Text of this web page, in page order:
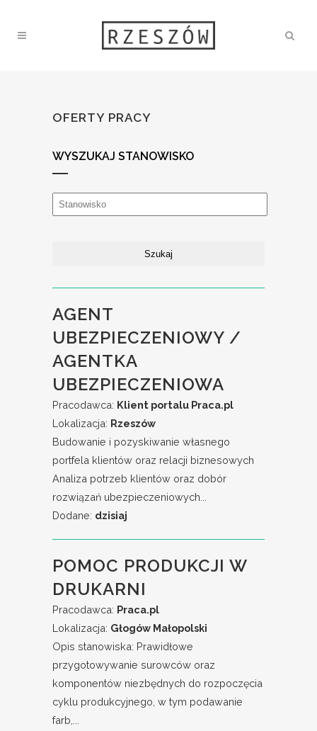
OFERTY PRACY
WYSZUKAJ STANOWISKO
AGENT
UBEZPIECZENIOWY /
AGENTKA
UBEZPIECZENIOWA
Pracodawca: Klient portalu Praca.pl
Lokalizacja: Rzeszów
Budowanie i pozyskiwanie własnego
portfela klientów oraz relacji biznesowych
Analiza potrzeb klientów oraz dobór
rozwiązań ubezpieczeniowych...
Dodane: dzisiaj
POMOC PRODUKCJI W
DRUKARNI
Pracodawca: Praca.pl
Lokalizacja: Głogów Małopolski
Opis stanowiska: Prawidłowe
przygotowywanie surowców oraz
komponentów niezbędnych do rozpoczęcia
cyklu produkcyjnego, w tym podawanie
farb,...